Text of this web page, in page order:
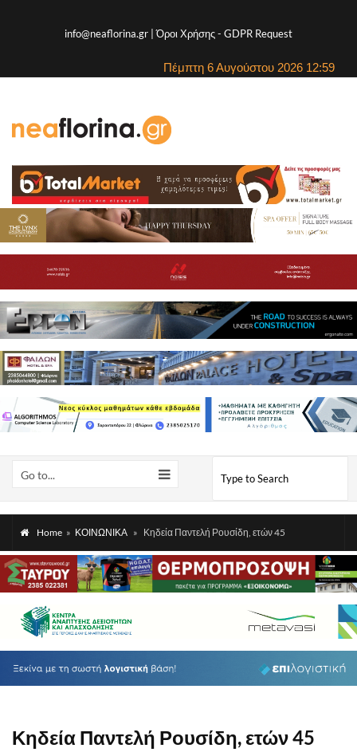
info@neaflorina.gr |Όροι Χρήσης- GDPR Request
Πέμπτη 6 Αυγούστου 2026 12:59
Go to...
Home » ΚΟΙΝΩΝΙΚΑ » Κηδεία Παντελή Ρουσίδη, ετών 45
Κηδεία Παντελή Ρουσίδη, ετών 45